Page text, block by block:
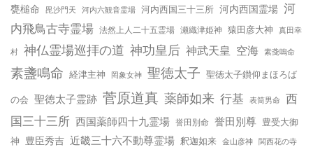
甕槌命
毘沙門天 河内六観音霊場 河内西国三十三所 河内西国霊場 河
内飛鳥古寺霊場 法然上人二十五霊場 瀬織津姫神 猿田彦大神 真田幸
村 神仏霊場巡拝の道 神功皇后 神武天皇 空海 素戔嗚命
素盞鳴命 経津主神 罔象女神 聖徳太子 聖徳太子鑚仰まほろば
の会 聖徳太子霊跡 菅原道真 薬師如来 行基 表筒男命
西
国三十三所 西国薬師四十九霊場 誉田別命 誉田別尊 豊受大御
神
豊臣秀吉 近畿三十六不動尊霊場 釈迦如来 金山彦神 関西花の寺